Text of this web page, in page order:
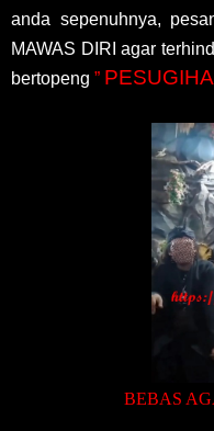
anda sepenuhnya,
MAWAS DIRI agar
bertopeng ”
BEBAS